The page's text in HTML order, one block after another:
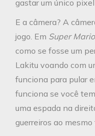
gastar um único
E a câmera? A
jogo. Em Super
como se fosse um
Lakitu voando com
funciona para pular
funciona se você
uma espada na
guerreiros ao mesmo